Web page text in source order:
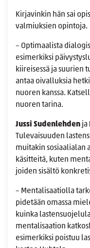
Kirjavinkin hän sai
valmiuksien opintoja.
– Optimaalista
esimerkiksi
kiireisessä ja suurien
antaa oivalluksia
nuoren kanssa.
nuoren tarina.
Jussi Sudenlehden ja
Tulevaisuuden
muitakin sosiaalialan
käsitteitä, kuten
joiden sisältö
– Mentalisaatiolla
pidetään omassa
kuinka
mentalisaation
esimerkiksi poistuu